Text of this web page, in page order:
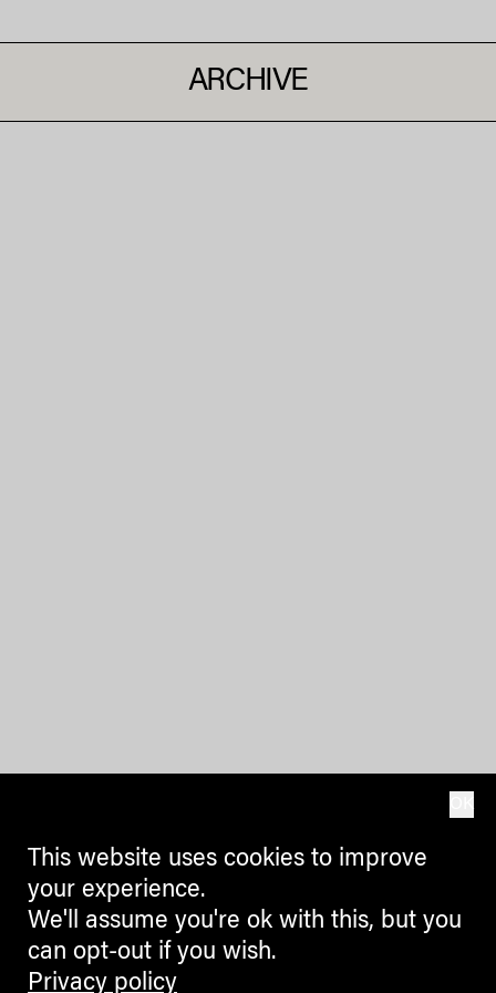
ARCHIVE
This website uses cookies to improve
your experience.
We'll assume you're ok with this, but you
can opt-out if you wish.
Privacy policy